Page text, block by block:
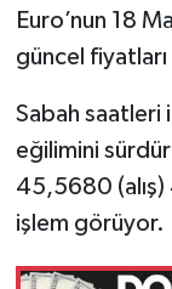
Euro’nun 18
güncel
Sabah saatleri
eğilimini
45,5680 (alış)
işlem görüyor.